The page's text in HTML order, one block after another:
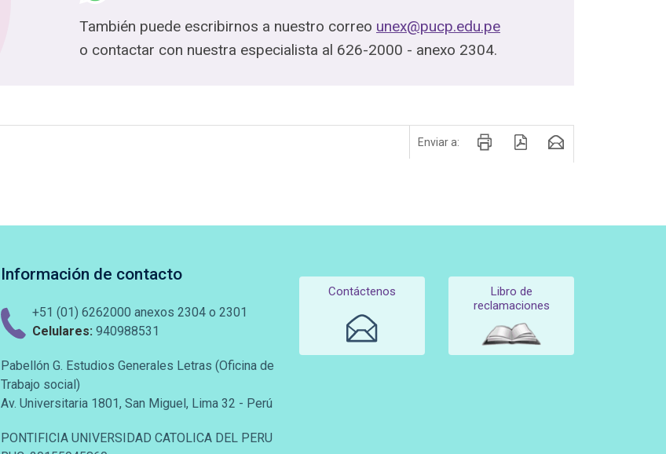
También puede escribirnos a nuestro correo unex@pucp.edu.pe
o contactar con nuestra especialista al 626-2000 - anexo 2304.
Enviar a:
Información de contacto
+51 (01) 6262000 anexos 2304 o 2301
Celulares: 940988531
Pabellón G. Estudios Generales Letras (Oficina de
Trabajo social)
Av. Universitaria 1801, San Miguel, Lima 32 - Perú
PONTIFICIA UNIVERSIDAD CATOLICA DEL PERU
Contáctenos
Libro de
reclamaciones